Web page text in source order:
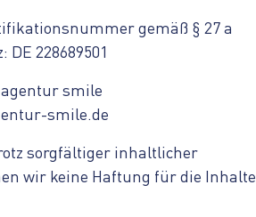
gemäß § 27 a
228689501
agentur smile
smile.de
sorgfältiger inhaltlicher
wir keine Haftung für die Inhalte